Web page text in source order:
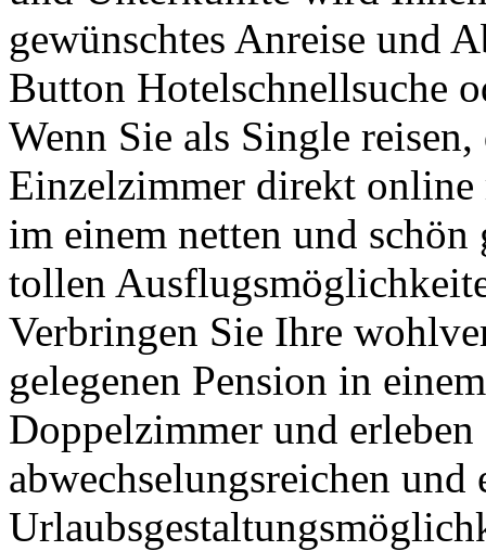
gewünschtes Anreise und
Button Hotelschnellsuche
Wenn Sie als Single
Einzelzimmer direkt online
im einem netten und
tollen
Verbringen Sie Ihre
gelegenen Pension in
Doppelzimmer und
abwechselungsreichen und